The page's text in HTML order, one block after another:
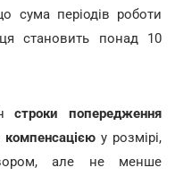
періодів роботи
становить понад 10
строки попередження
у розмірі,
але не менше